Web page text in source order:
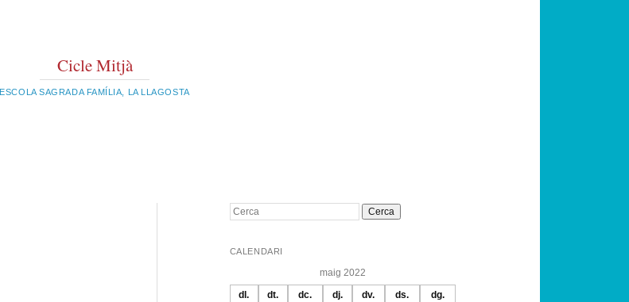
Cicle Mitjà
ESCOLA SAGRADA FAMÍLIA, LA LLAGOSTA
Cerca
CALENDARI
maig 2022
dl. dt. dc. dj. dv. ds. dg.